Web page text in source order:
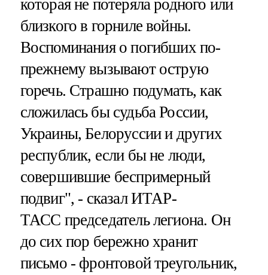
которая не потеряла родного или
близкого в горниле войны.
Воспоминания о погибших по-
прежнему вызывают острую
горечь. Страшно подумать, как
сложилась бы судьба России,
Украины, Белоруссии и других
республик, если бы не люди,
совершившие беспримерный
подвиг", - сказал ИТАР-
ТАСС председатель легиона. Он
до сих пор бережно хранит
письмо - фронтовой треугольник,